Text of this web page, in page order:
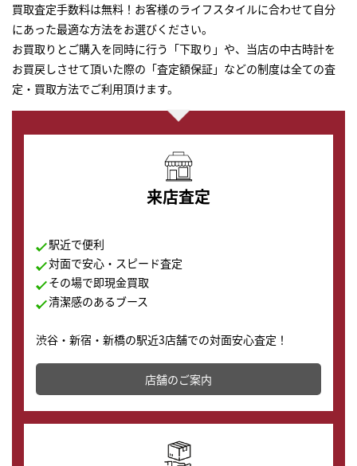
買取査定手数料は無料！お客様のライフスタイルに合わせて自分
にあった最適な方法をお選びください。
お買取りとご購入を同時に行う「下取り」や、当店の中古時計を
お買戻しさせて頂いた際の「査定額保証」などの制度は全ての査
定・買取方法でご利用頂けます。
来店査定
駅近で便利
対面で安心・スピード査定
その場で即現金買取
清潔感のあるブース
渋谷・新宿・新橋の駅近3店舗での対面安心査定！
その場で現金買取致します。渋谷本店では、時計販売の
店舗を併設しており、下取りに出してお得に新しい時計
の購入もできます♪
店舗のご案内